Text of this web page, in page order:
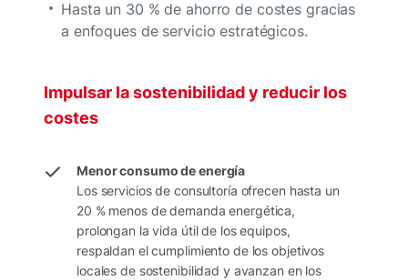
Hasta un 30 % de ahorro de costes gracias
a enfoques de servicio estratégicos.
Impulsar la sostenibilidad y reducir los
costes
Menor consumo de energía
Los servicios de consultoría ofrecen hasta un
20 % menos de demanda energética,
prolongan la vida útil de los equipos,
respaldan el cumplimiento de los objetivos
locales de sostenibilidad y avanzan en los